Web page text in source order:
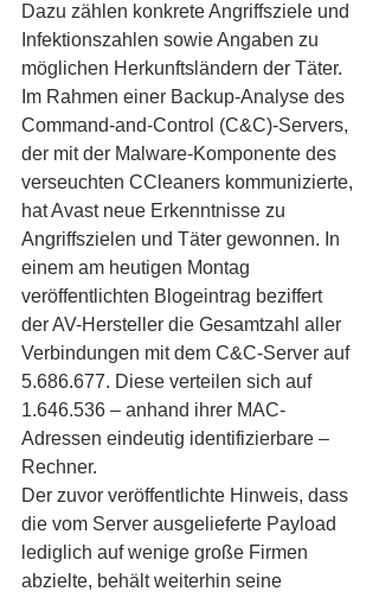
Dazu zählen konkrete Angriffsziele und
Infektionszahlen sowie Angaben zu
möglichen Herkunftsländern der Täter.
Im Rahmen einer Backup-Analyse des
Command-and-Control (C&C)-Servers,
der mit der Malware-Komponente des
verseuchten CCleaners kommunizierte,
hat Avast neue Erkenntnisse zu
Angriffszielen und Täter gewonnen. In
einem am heutigen Montag
veröffentlichten Blogeintrag beziffert
der AV-Hersteller die Gesamtzahl aller
Verbindungen mit dem C&C-Server auf
5.686.677. Diese verteilen sich auf
1.646.536 – anhand ihrer MAC-
Adressen eindeutig identifizierbare –
Rechner.
Der zuvor veröffentlichte Hinweis, dass
die vom Server ausgelieferte Payload
lediglich auf wenige große Firmen
abzielte, behält weiterhin seine